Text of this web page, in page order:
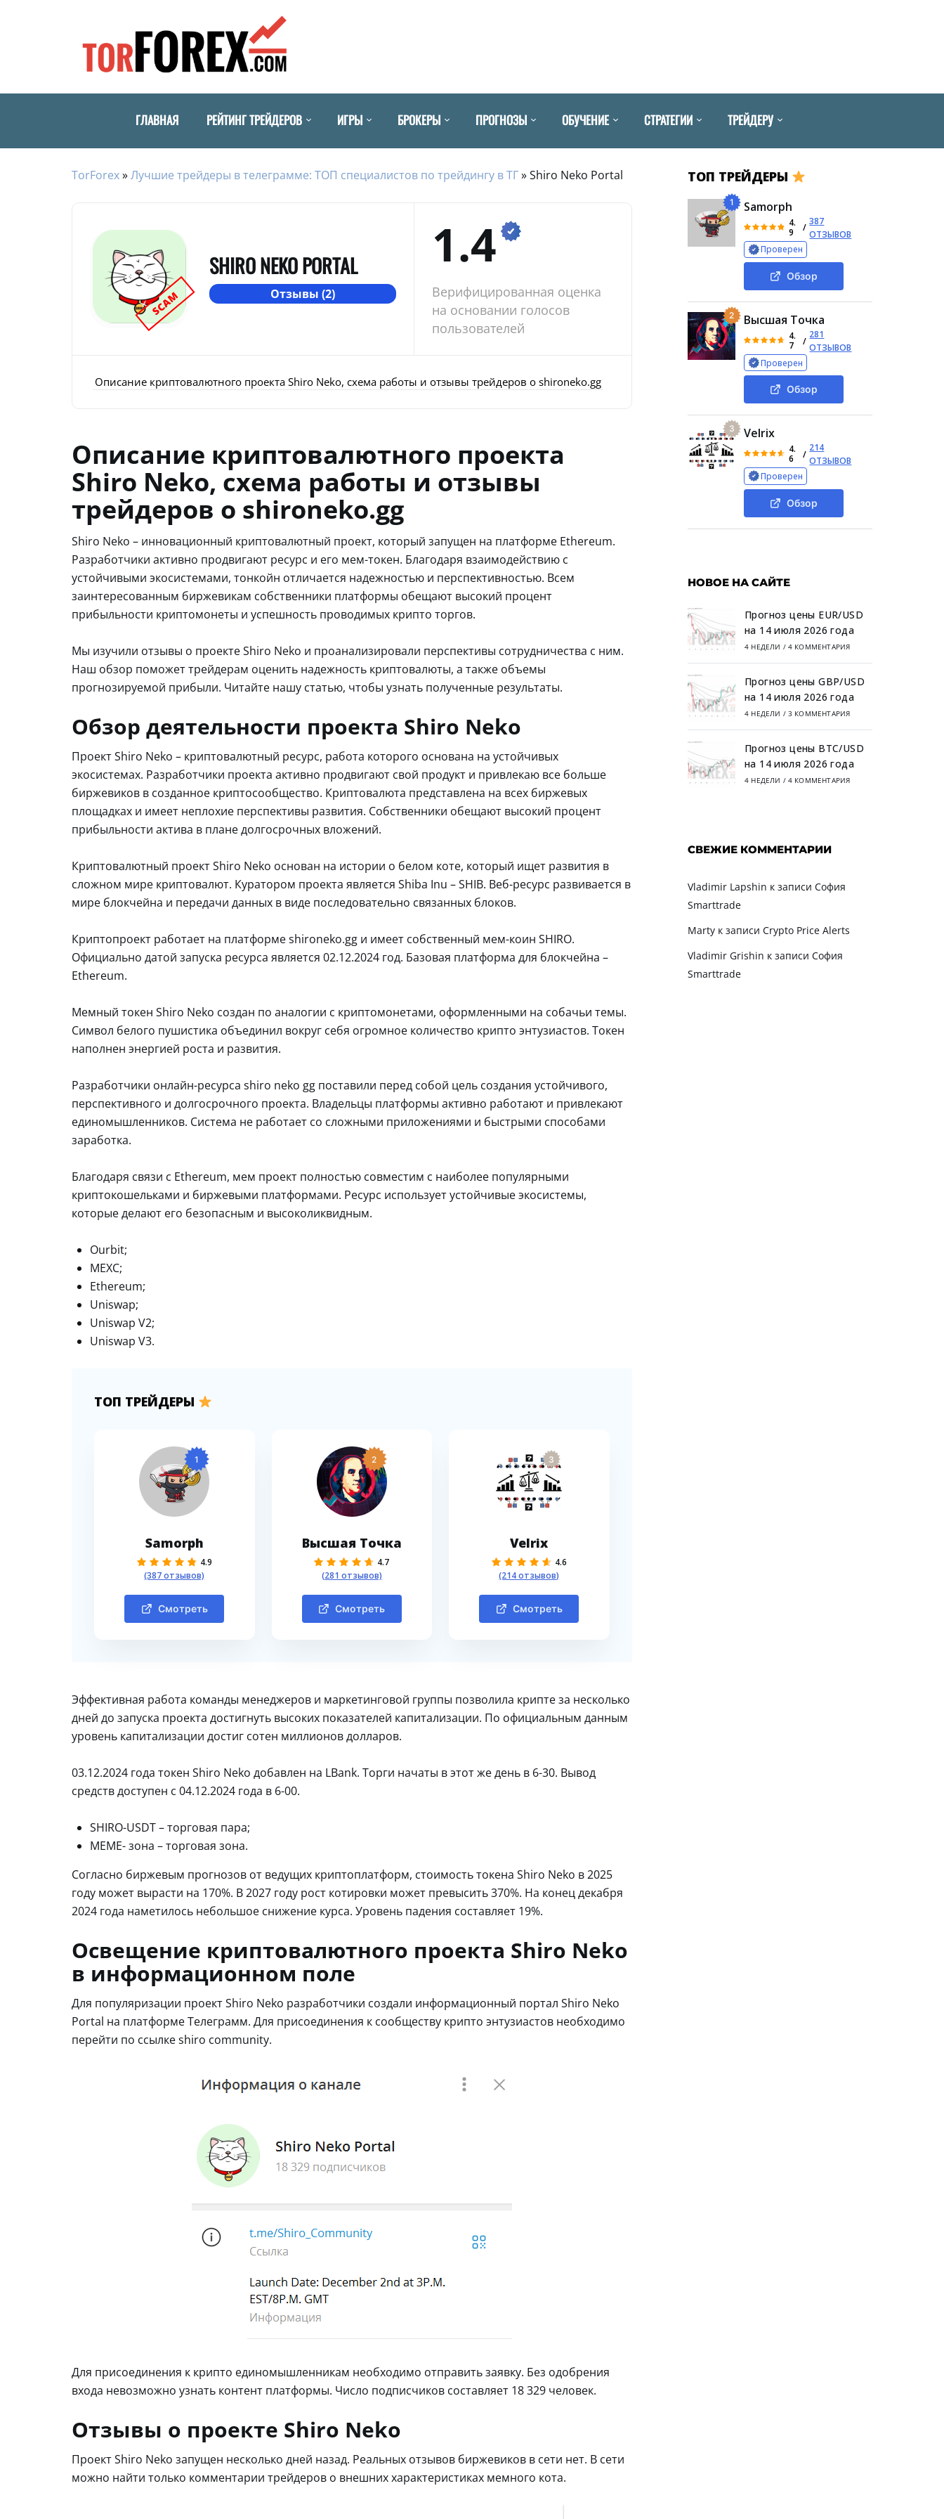
ГЛАВНАЯ РЕЙТИНГ ТРЕЙДЕРОВ ИГРЫ БРОКЕРЫ ПРОГНОЗЫ ОБУЧЕНИЕ СТРАТЕГИИ ТРЕЙДЕРУ
TorForex»Лучшие трейдеры в телеграмме: ТОП специалистов по трейдингу в ТГ»Shiro Neko Portal
SCAM
SHIRO NEKO PORTAL
Отзывы (2)
1.4
Верифицированная оценка
на основании голосов
пользователей
Описание криптовалютного проекта Shiro Neko, схема работы и отзывы трейдеров о shironeko.gg Обзор деятельности проекта Shiro Neko
Описание криптовалютного проекта
Shiro Neko, схема работы и отзывы
трейдеров о shironeko.gg
Shiro Neko – инновационный криптовалютный проект, который запущен на платформе Ethereum.
Разработчики активно продвигают ресурс и его мем-токен. Благодаря взаимодействию с
устойчивыми экосистемами, тонкойн отличается надежностью и перспективностью. Всем
заинтересованным биржевикам собственники платформы обещают высокий процент
прибыльности криптомонеты и успешность проводимых крипто торгов.
Мы изучили отзывы о проекте Shiro Neko и проанализировали перспективы сотрудничества с ним.
Наш обзор поможет трейдерам оценить надежность криптовалюты, а также объемы
прогнозируемой прибыли. Читайте нашу статью, чтобы узнать полученные результаты.
Обзор деятельности проекта Shiro Neko
Проект Shiro Neko – криптовалютный ресурс, работа которого основана на устойчивых
экосистемах. Разработчики проекта активно продвигают свой продукт и привлекаю все больше
биржевиков в созданное криптосообщество. Криптовалюта представлена на всех биржевых
площадках и имеет неплохие перспективы развития. Собственники обещают высокий процент
прибыльности актива в плане долгосрочных вложений.
Криптовалютный проект Shiro Neko основан на истории о белом коте, который ищет развития в
сложном мире криптовалют. Куратором проекта является Shiba Inu – SHIB. Веб-ресурс развивается в
мире блокчейна и передачи данных в виде последовательно связанных блоков.
Криптопроект работает на платформе shironeko.gg и имеет собственный мем-коин SHIRO.
Официально датой запуска ресурса является 02.12.2024 год. Базовая платформа для блокчейна –
Ethereum.
Мемный токен Shiro Neko создан по аналогии с криптомонетами, оформленными на собачьи темы.
Символ белого пушистика объединил вокруг себя огромное количество крипто энтузиастов. Токен
наполнен энергией роста и развития.
Разработчики онлайн-ресурса shiro neko gg поставили перед собой цель создания устойчивого,
перспективного и долгосрочного проекта. Владельцы платформы активно работают и привлекают
единомышленников. Система не работает со сложными приложениями и быстрыми способами
заработка.
Благодаря связи с Ethereum, мем проект полностью совместим с наиболее популярными
криптокошельками и биржевыми платформами. Ресурс использует устойчивые экосистемы,
которые делают его безопасным и высоколиквидным.
Ourbit;
MEXC;
Ethereum;
Uniswap;
Uniswap V2;
Uniswap V3.
ТОП ТРЕЙДЕРЫ
1
Samorph
4.9
(387 отзывов)
Смотреть
2
Высшая Точка
4.7
(281 отзывов)
Смотреть
3
Velrix
4.6
(214 отзывов)
Смотреть
Эффективная работа команды менеджеров и маркетинговой группы позволила крипте за несколько
дней до запуска проекта достигнуть высоких показателей капитализации. По официальным данным
уровень капитализации достиг сотен миллионов долларов.
03.12.2024 года токен Shiro Neko добавлен на LBank. Торги начаты в этот же день в 6-30. Вывод
средств доступен с 04.12.2024 года в 6-00.
SHIRO-USDT – торговая пара;
MEME- зона – торговая зона.
Согласно биржевым прогнозов от ведущих криптоплатформ, стоимость токена Shiro Neko в 2025
году может вырасти на 170%. В 2027 году рост котировки может превысить 370%. На конец декабря
2024 года наметилось небольшое снижение курса. Уровень падения составляет 19%.
Освещение криптовалютного проекта Shiro Neko
в информационном поле
Для популяризации проект Shiro Neko разработчики создали информационный портал Shiro Neko
Portal на платформе Телеграмм. Для присоединения к сообществу крипто энтузиастов необходимо
перейти по ссылке shiro community.
Для присоединения к крипто единомышленникам необходимо отправить заявку. Без одобрения
входа невозможно узнать контент платформы. Число подписчиков составляет 18 329 человек.
Отзывы о проекте Shiro Neko
Проект Shiro Neko запущен несколько дней назад. Реальных отзывов биржевиков в сети нет. В сети
можно найти только комментарии трейдеров о внешних характеристиках мемного кота.
ТОП ТРЕЙДЕРЫ
1 Samorph
4.
9
/
387
ОТЗЫВОВ
Проверен
Обзор
2 Высшая Точка
4.
7
/
281
ОТЗЫВОВ
Проверен
Обзор
3 Velrix
4.
6
/
214
ОТЗЫВОВ
Проверен
Обзор
НОВОЕ НА САЙТЕ
Прогноз цены EUR/USD
на 14 июля 2026 года
4 НЕДЕЛИ / 4 КОММЕНТАРИЯ
Прогноз цены GBP/USD
на 14 июля 2026 года
4 НЕДЕЛИ / 3 КОММЕНТАРИЯ
Прогноз цены BTC/USD
на 14 июля 2026 года
4 НЕДЕЛИ / 4 КОММЕНТАРИЯ
СВЕЖИЕ КОММЕНТАРИИ
Vladimir Lapshin к записи София
Smarttrade
Martyк записи Crypto Price Alerts
Vladimir Grishin к записи София
Smarttrade